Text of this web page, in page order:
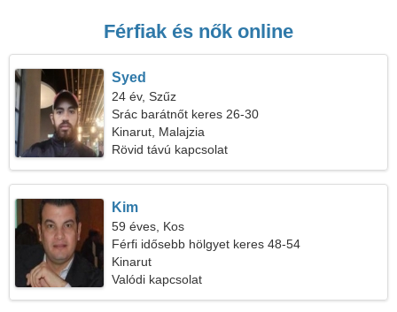
Férfiak és nők online
Syed
24 év, Szűz
Srác barátnőt keres 26-30
Kinarut, Malajzia
Rövid távú kapcsolat
Kim
59 éves, Kos
Férfi idősebb hölgyet keres 48-54
Kinarut
Valódi kapcsolat